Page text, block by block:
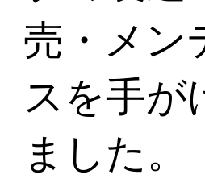
売・メン
スを手が
ました。